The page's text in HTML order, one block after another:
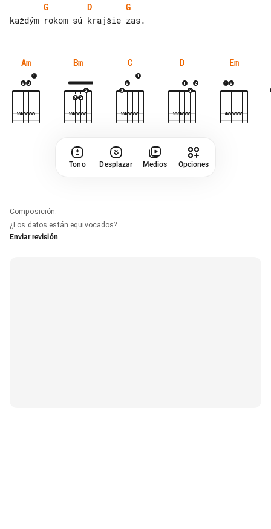
G
D
G
Am Bm C D Em
Tono Desplazar Medios Opciones
Composición:
¿Los datos están equivocados?
Enviar revisión